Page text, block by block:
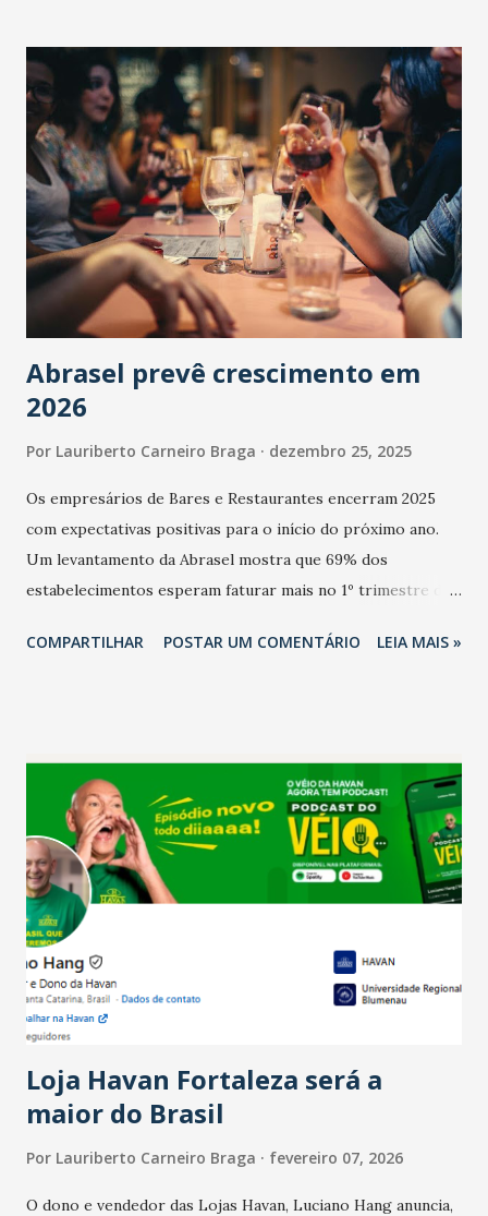
Abrasel prevê crescimento em
2026
Por Lauriberto Carneiro Braga dezembro 25, 2025
Os empresários de Bares e Restaurantes encerram 2025
com expectativas positivas para o início do próximo ano.
Um levantamento da Abrasel mostra que 69% dos
estabelecimentos esperam faturar mais no 1º trimestre de
relação ao último trimestre deste ano, 56% também
confraternizações de fim de ano e pelo pagamento do 13º
Salário para um número maior de trabalhadores, já que o
país tem a menor taxa de desemprego dos anos recentes.
Ainda segundo a Pesquisa, em novembro de 2025, 40% dos
bares e restaurantes operaram com lucro e outros 40%
registraram equilíbrio financeiro. Já o percentual de
estabelecimentos no prejuízo ficou em 19%, pouco abaixo
do observado no mês anterior. Outros 1% não existiam em
novembro. Em relação a outubro, o faturamento também
cresceu. De acordo com a pesquisa, 44% dos n...
COMPARTILHAR POSTAR UM COMENTÁRIO LEIA MAIS »
Loja Havan Fortaleza será a
maior do Brasil
Por Lauriberto Carneiro Braga fevereiro 07, 2026
O dono e vendedor das Lojas Havan, Luciano Hang anuncia,